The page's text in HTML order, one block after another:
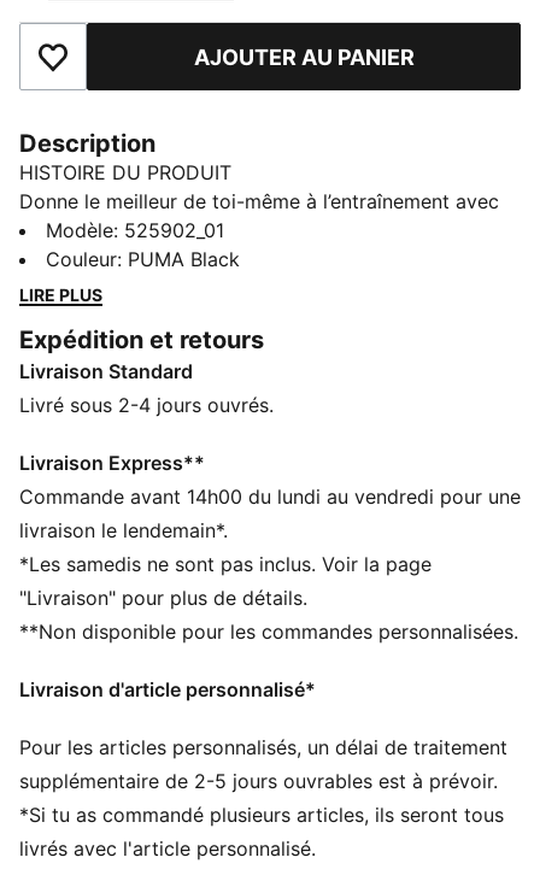
Ajouter aux favorisAJOUTER AU PANIER
Description
HISTOIRE DU PRODUIT
Donne le meilleur de toi-même à l’entraînement avec
ce pantalon bootcut à taille haute signé PUMA. Doté
de la technologie dryCELL pour te garder au sec, il
présente une coupe près du corps flatteuse et des
modèle parfait pour tes séances de sport
quotidiennes.
CARACTÉRISTIQUES + AVANTAGES
recyclés
dryCELL : la technologie PUMA évacue l’humidité du
corps pour te protéger de la transpiration pendant tes
DÉTAILS
Coupe moulante
Tissu interlock
Poche latérale
Modèle: 525902_01
Couleur: PUMA Black
LIRE PLUS
Expédition et retours
Livraison Standard
Livré sous 2-4 jours ouvrés.
Livraison Express**
Commande avant 14h00 du lundi au vendredi pour une
livraison le lendemain*.
*Les samedis ne sont pas inclus. Voir la page
"Livraison" pour plus de détails.
**Non disponible pour les commandes personnalisées.
Livraison d'article personnalisé*
Pour les articles personnalisés, un délai de traitement
supplémentaire de 2-5 jours ouvrables est à prévoir.
*Si tu as commandé plusieurs articles, ils seront tous
livrés avec l'article personnalisé.